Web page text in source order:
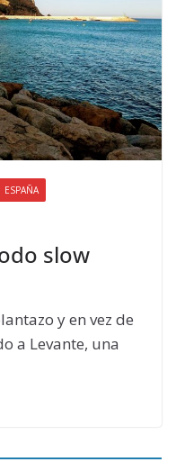
ESPAÑA
slow
y en vez de
a Levante, una